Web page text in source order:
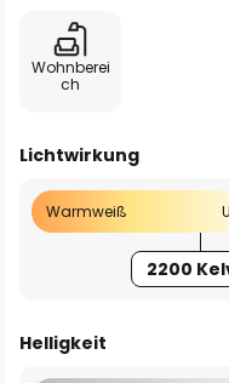
Wohnberei
ch
Lichtwirkung
Warmweiß
2200
Helligkeit